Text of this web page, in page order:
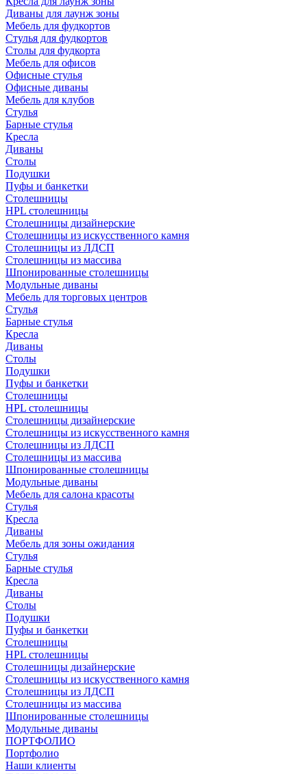
Диваны для лаунж зоны
Мебель для фудкортов
Стулья для фудкортов
Столы для фудкорта
Мебель для офисов
Офисные стулья
Офисные диваны
Мебель для клубов
Стулья
Барные стулья
Кресла
Диваны
Столы
Подушки
Пуфы и банкетки
Столешницы
HPL столешницы
Столешницы дизайнерские
Столешницы из искусственного камня
Столешницы из ЛДСП
Столешницы из массива
Шпонированные столешницы
Модульные диваны
Мебель для торговых центров
Стулья
Барные стулья
Кресла
Диваны
Столы
Подушки
Пуфы и банкетки
Столешницы
HPL столешницы
Столешницы дизайнерские
Столешницы из искусственного камня
Столешницы из ЛДСП
Столешницы из массива
Шпонированные столешницы
Модульные диваны
Мебель для салона красоты
Стулья
Кресла
Диваны
Мебель для зоны ожидания
Стулья
Барные стулья
Кресла
Диваны
Столы
Подушки
Пуфы и банкетки
Столешницы
HPL столешницы
Столешницы дизайнерские
Столешницы из искусственного камня
Столешницы из ЛДСП
Столешницы из массива
Шпонированные столешницы
Модульные диваны
ПОРТФОЛИО
Портфолио
Наши клиенты